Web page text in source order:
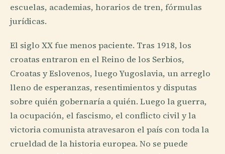
escuelas, academias, horarios de tren, fórmulas
jurídicas.
El siglo XX fue menos paciente. Tras 1918, los
croatas entraron en el Reino de los Serbios,
Croatas y Eslovenos, luego Yugoslavia, un arreglo
lleno de esperanzas, resentimientos y disputas
sobre quién gobernaría a quién. Luego la guerra,
la ocupación, el fascismo, el conflicto civil y la
victoria comunista atravesaron el país con toda la
crueldad de la historia europea. No se puede